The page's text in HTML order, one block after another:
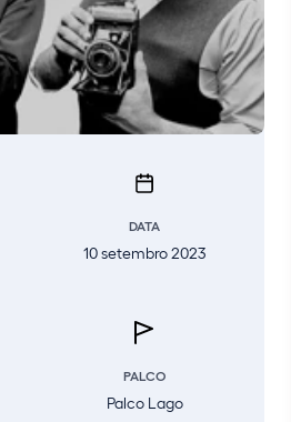
DATA
10 setembro 2023
PALCO
Palco Lago